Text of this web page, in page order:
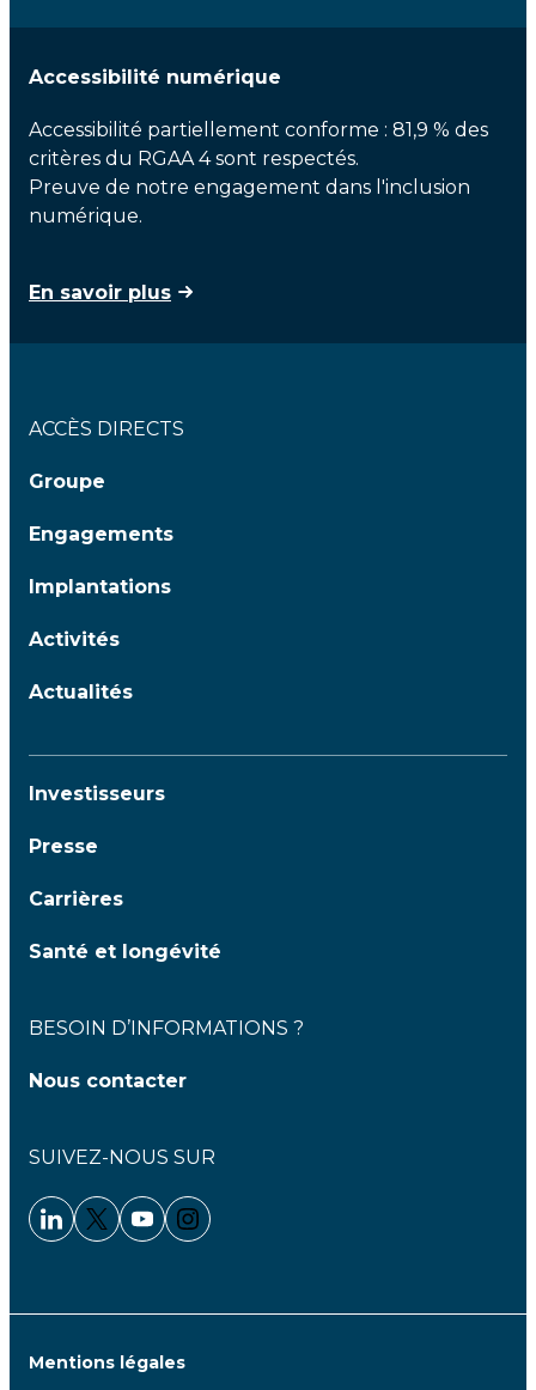
Accessibilité numérique
Accessibilité partiellement conforme : 81,9 % des
critères du RGAA 4 sont respectés.
Preuve de notre engagement dans l'inclusion
numérique.
En savoir plus
ACCÈS DIRECTS
Groupe
Engagements
Implantations
Activités
Actualités
Investisseurs
Presse
Carrières
Santé et longévité
BESOIN D’INFORMATIONS ?
Nous contacter
SUIVEZ-NOUS SUR
Linkedin - Clariane
Twitter - Clariane
Youtube - Clariane
Instagram - Clariane
Mentions légales